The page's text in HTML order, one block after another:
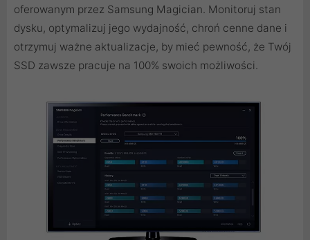
oferowanym przez Samsung Magician. Monitoruj stan
dysku, optymalizuj jego wydajność, chroń cenne dane i
otrzymuj ważne aktualizacje, by mieć pewność, że Twój
SSD zawsze pracuje na 100% swoich możliwości.